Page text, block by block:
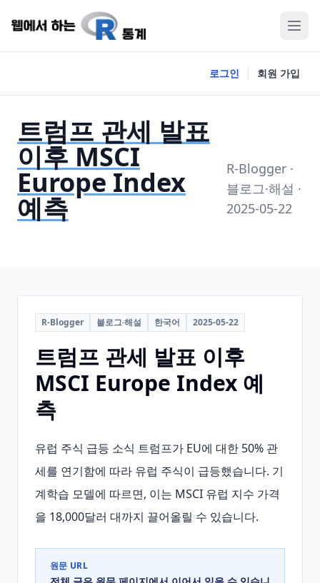
로그인 회원 가입
트럼프 관세 발표
이후 MSCI
Europe Index
예측
R-Blogger ·
블로그·해설 ·
2025-05-22
R-Blogger 블로그·해설 한국어 2025-05-22
트럼프 관세 발표 이후
MSCI Europe Index 예
측
유럽 주식 급등 소식 트럼프가 EU에 대한 50% 관
세를 연기함에 따라 유럽 주식이 급등했습니다. 기
계학습 모델에 따르면, 이는 MSCI 유럽 지수 가격
을 18,000달러 대까지 끌어올릴 수 있습니다.
원문 URL